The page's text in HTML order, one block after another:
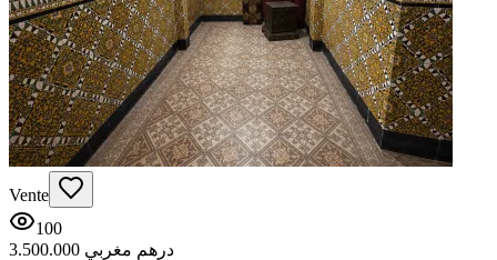
Vente
100
3.500.000 درهم مغربي